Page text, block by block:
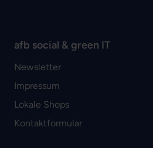
afb social & green IT
Newsletter
Impressum
Lokale Shops
Kontaktformular